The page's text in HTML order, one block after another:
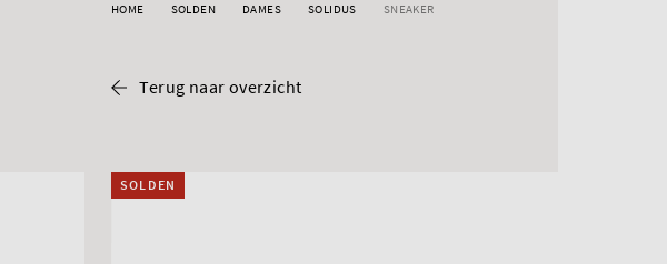
HOME SOLDEN DAMES SOLIDUS SNEAKER
Terug naar overzicht
SOLDEN